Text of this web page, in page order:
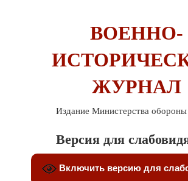
ВОЕННО-
ЖУРНАЛ
Издание Министерства обороны
Версия для
Включить версию для